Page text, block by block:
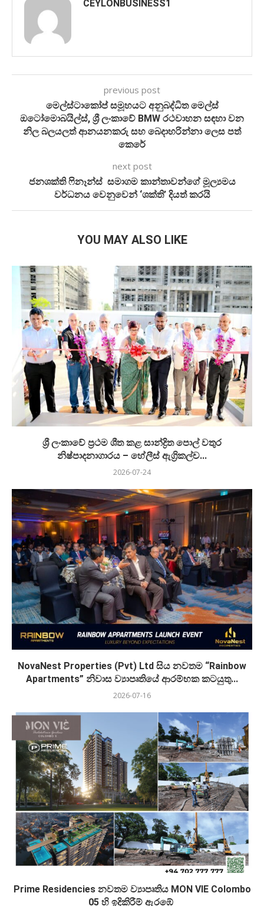
CEYLONBUSINESS1
previous post
මෙල්ස්ටාකෝප් සමූහයට අනුබද්ධිත මෙල්ස්
ඔටෝමොබයිල්ස්, ශ්‍රී ලංකාවේ BMW රථවාහන සඳහා වන
නිල බලයලත් ආනයනකරු සහ බෙදාහරින්නා ලෙස පත්
කෙරේ
next post
ජනශක්ති ෆිනෑන්ස් සමාගම කාන්තාවන්ගේ මූල්‍යමය
වර්ධනය වෙනුවෙන් ‘ශක්ති’ දියත් කරයි
YOU MAY ALSO LIKE
ශ්‍රී ලංකාවේ ප්‍රථම ශීත කළ සාන්ද්‍රිත පොල් වතුර
නිෂ්පාදනාගාරය – හේලීස් ඇග්‍රිකල්ච...
2026-07-24
NovaNest Properties (Pvt) Ltd සිය නවතම “Rainbow
Apartments” නිවාස ව්‍යාපෘතියේ ආරම්භක කටයුතු...
2026-07-16
Prime Residencies නවතම ව්‍යාපෘතිය MON VIE Colombo
05 හි ඉදිකිරීම් ඇරඹේ